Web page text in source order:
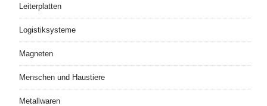
Leiterplatten
Logistiksysteme
Magneten
Menschen und Haustiere
Metallwaren